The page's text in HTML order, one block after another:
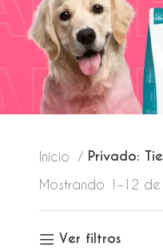
Inicio Privado:
Mostrando 1–12
Ver filtros